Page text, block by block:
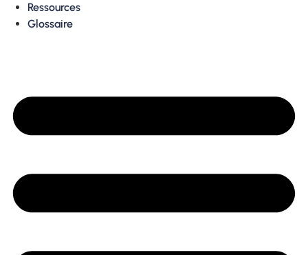
Ressources
Glossaire